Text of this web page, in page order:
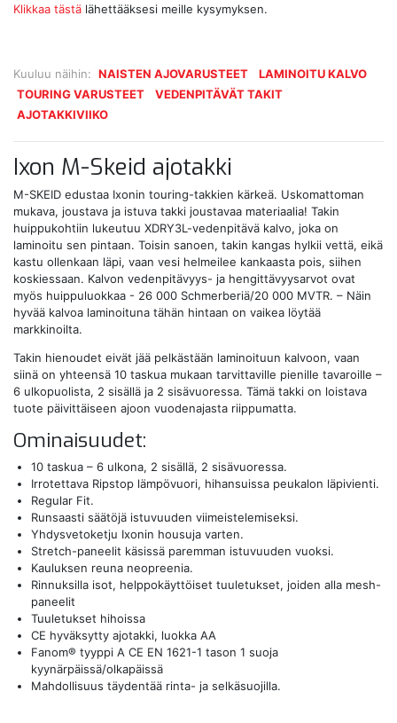
Kuuluu näihin: NAISTEN AJOVARUSTEET
LAMINOITU KALVO
TOURING VARUSTEET
VEDENPITÄVÄT TAKIT
AJOTAKKIVIIKO
Klikkaa tästä lähettääksesi meille kysymyksen.
Ixon M-Skeid ajotakki
M-SKEID edustaa Ixonin touring-takkien kärkeä. Uskomattoman
mukava, joustava ja istuva takki joustavaa materiaalia! Takin
huippukohtiin lukeutuu XDRY3L-vedenpitävä kalvo, joka on
laminoitu sen pintaan. Toisin sanoen, takin kangas hylkii vettä, eikä
kastu ollenkaan läpi, vaan vesi helmeilee kankaasta pois, siihen
koskiessaan. Kalvon vedenpitävyys- ja hengittävyysarvot ovat
myös huippuluokkaa - 26 000 Schmerberiä/20 000 MVTR. – Näin
hyvää kalvoa laminoituna tähän hintaan on vaikea löytää
markkinoilta.
Takin hienoudet eivät jää pelkästään laminoituun kalvoon, vaan
siinä on yhteensä 10 taskua mukaan tarvittaville pienille tavaroille –
6 ulkopuolista, 2 sisällä ja 2 sisävuoressa. Tämä takki on loistava
tuote päivittäiseen ajoon vuodenajasta riippumatta.
Ominaisuudet:
10 taskua – 6 ulkona, 2 sisällä, 2 sisävuoressa.
Irrotettava Ripstop lämpövuori, hihansuissa peukalon läpivienti.
Regular Fit.
Runsaasti säätöjä istuvuuden viimeistelemiseksi.
Yhdysvetoketju Ixonin housuja varten.
Stretch-paneelit käsissä paremman istuvuuden vuoksi.
Kauluksen reuna neopreenia.
Rinnuksilla isot, helppokäyttöiset tuuletukset, joiden alla mesh-
paneelit
Tuuletukset hihoissa
CE hyväksytty ajotakki, luokka AA
Fanom® tyyppi A CE EN 1621-1 tason 1 suoja
kyynärpäissä/olkapäissä
Mahdollisuus täydentää rinta- ja selkäsuojilla.